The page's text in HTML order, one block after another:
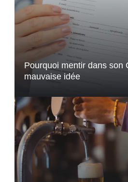
Pourquoi mentir dans son
mauvaise idée